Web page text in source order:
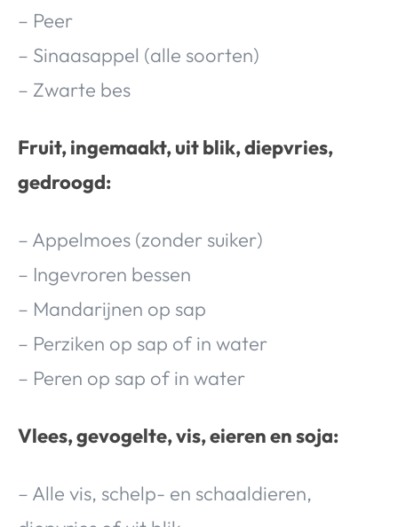
– Peer
– Sinaasappel (alle soorten)
– Zwarte bes
Fruit, ingemaakt, uit blik, diepvries,
gedroogd:
– Appelmoes (zonder suiker)
– Ingevroren bessen
– Mandarijnen op sap
– Perziken op sap of in water
– Peren op sap of in water
Vlees, gevogelte, vis, eieren en soja:
– Alle vis, schelp- en schaaldieren,